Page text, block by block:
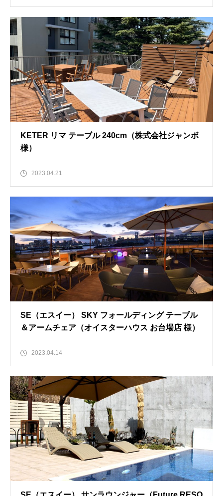
KETER リマ テーブル 240cm（株式会社ジャンボ
様）
2023.04.21
SE（エスイー） SKY フォールディング テーブル
＆アームチェア（オイスターハウス お台場店 様）
2023.04.14